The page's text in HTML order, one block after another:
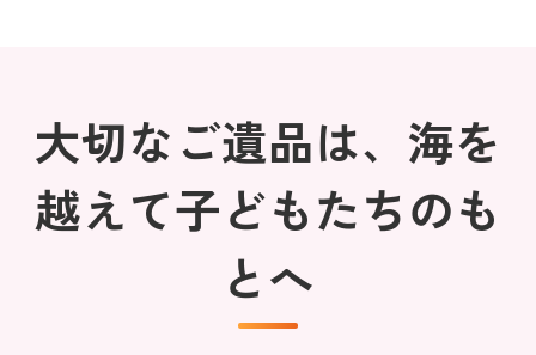
大切なご遺品は、海を
越えて子どもたちのも
とへ